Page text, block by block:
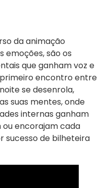
da animação
emoções, são os
que ganham voz e
encontro entre
se desenrola,
suas mentes, onde
internas ganham
encorajam cada
sucesso de bilheteira